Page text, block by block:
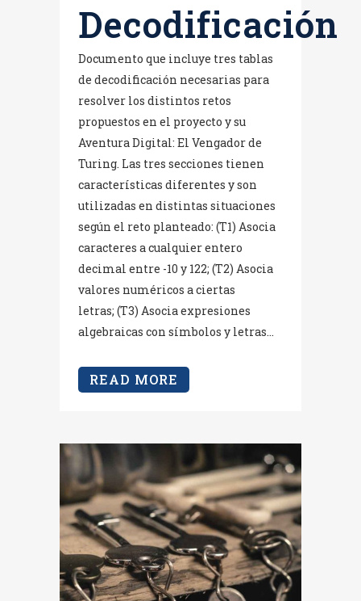
Decodificación
Documento que incluye tres tablas
de decodificación necesarias para
resolver los distintos retos
propuestos en el proyecto y su
Aventura Digital: El Vengador de
Turing. Las tres secciones tienen
características diferentes y son
utilizadas en distintas situaciones
según el reto planteado: (T1) Asocia
caracteres a cualquier entero
decimal entre -10 y 122; (T2) Asocia
valores numéricos a ciertas
letras; (T3) Asocia expresiones
algebraicas con símbolos y letras...
READ MORE